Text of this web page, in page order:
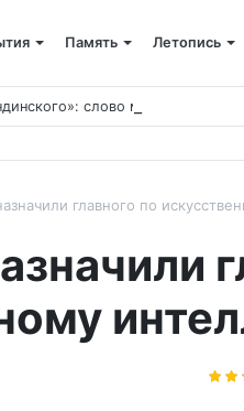
Память Летопись
слово митрополита
главного по